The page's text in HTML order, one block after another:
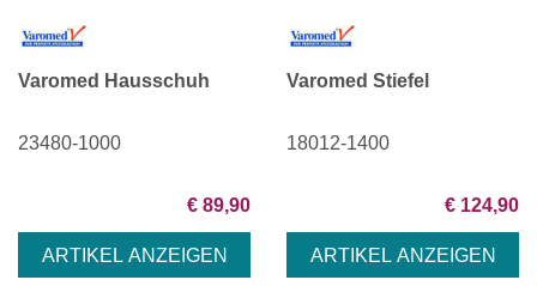
Varomed Hausschuh
23480-1000
€ 89,90
Varomed Stiefel
18012-1400
€ 124,90